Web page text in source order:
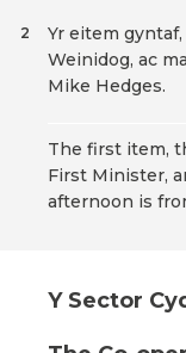
Yr eitem
Weinidog, ac
Mike Hedges.
2
The first item,
First Minister,
afternoon is
Y Sector